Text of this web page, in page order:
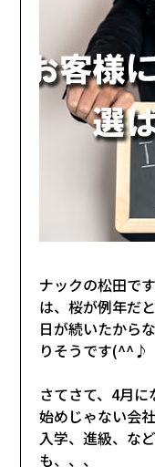
ナックの松田で
は、桜が例年だ
日が続いたから
りそうです(^^♪
さてさて、4月
始めじゃない会
入学、進級、な
も、、、